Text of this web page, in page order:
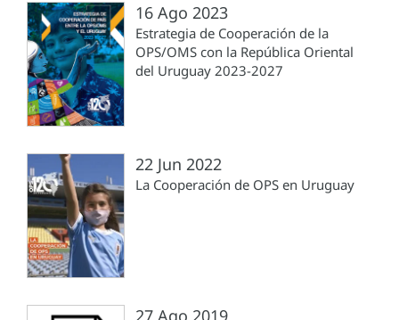
16 Ago 2023
Estrategia de Cooperación de la
OPS/OMS con la República Oriental
del Uruguay 2023-2027
22 Jun 2022
La Cooperación de OPS en Uruguay
27 Ago 2019